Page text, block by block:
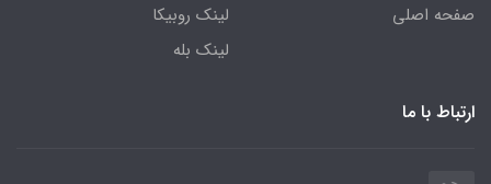
صفحه اصلی
لینک روبیکا
لینک بله
ارتباط با ما